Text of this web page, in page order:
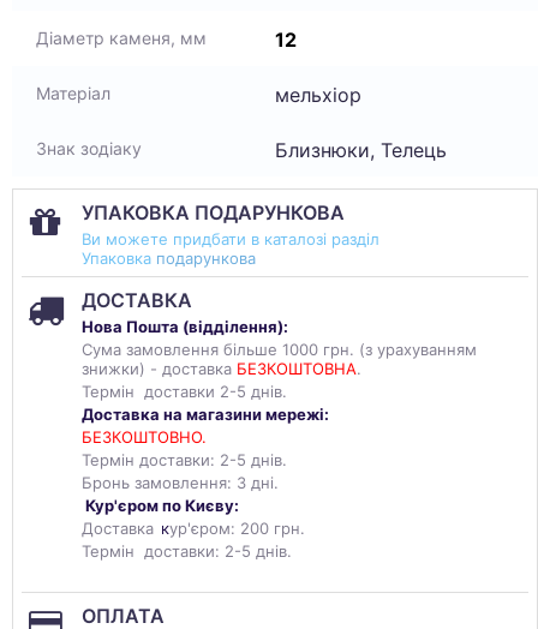
Діаметр каменя, мм 12
Матеріал мельхіор
Знак зодіаку Близнюки, Телець
УПАКОВКА ПОДАРУНКОВА
Ви можете придбати в каталозі разділ
Упаковка подарункова
ДОСТАВКА
Нова Пошта (відділення):
Сума замовлення більше 1000 грн. (з урахуванням
знижки) - доставка БЕЗКОШТОВНА.
Термін доставки 2-5 днів.
Доставка на магазини мережі:
БЕЗКОШТОВНО.
Термін доставки: 2-5 днів.
Бронь замовлення: 3 дні.
Кур'єром по Києву:
Доставка кур'єром: 200 грн.
Термін доставки: 2-5 днів.
ОПЛАТА